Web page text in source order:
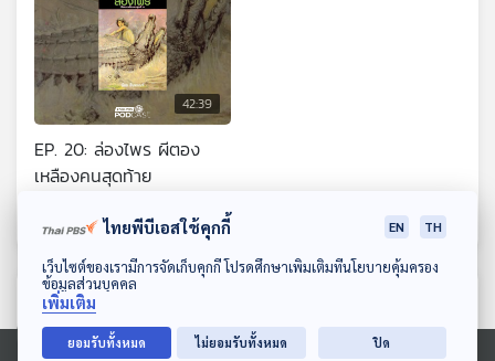
ดาวน์โหลด Thai PBS Podcast Application
42:39
EP. 20: ล่องไพร ผีตอง
เหลืองคนสุดท้าย
ตอนที่เกี่ยวข้อง
ไทยพีบีเอสใช้คุกกี้ EN TH
เว็บไซต์ของเรามีการจัดเก็บคุกกี้ โปรดศึกษาเพิ่มเติมที่นโยบายคุ้มครอง
ข้อมูลส่วนบุคคล
เพิ่มเติม
ยอมรับทั้งหมด ไม่ยอมรับทั้งหมด ปิด